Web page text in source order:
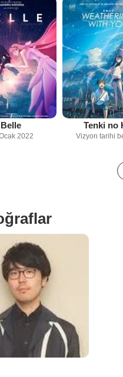
Belle
2022
Tenki no
Vizyon tarihi